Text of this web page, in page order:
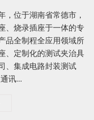
，位于湖南省常德市，
、烧录插座于一体的专
品全制程全应用领域所
、定制化的测试夹治具
、集成电路封装测试
讯...